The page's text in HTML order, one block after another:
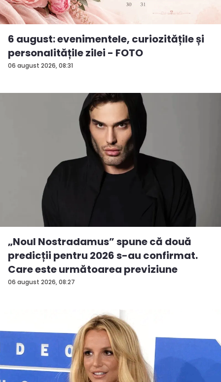
06 august 2026, 08:31
6 august: evenimentele, curiozitățile și
personalitățile zilei - FOTO
06 august 2026, 08:27
„Noul Nostradamus” spune că două
predicții pentru 2026 s-au confirmat.
Care este următoarea previziune